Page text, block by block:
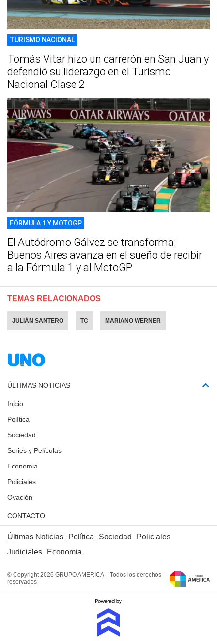
TURISMO NACIONAL
Tomás Vitar hizo un carrerón en San Juan y
defendió su liderazgo en el Turismo
Nacional Clase 2
FÓRMULA 1 Y MOTOGP
El Autódromo Gálvez se transforma:
Buenos Aires avanza en el sueño de recibir
a la Fórmula 1 y al MotoGP
TEMAS RELACIONADOS
JULIÁN SANTERO TC MARIANO WERNER
ÚLTIMAS NOTICIAS
Inicio
Política
Sociedad
Series y Películas
Economia
Policiales
Ovación
CONTACTO
Últimas Noticias Política Sociedad
Policiales
Judiciales
Economia
© Copyright 2026 GRUPO AMERICA – Todos los derechos
reservados